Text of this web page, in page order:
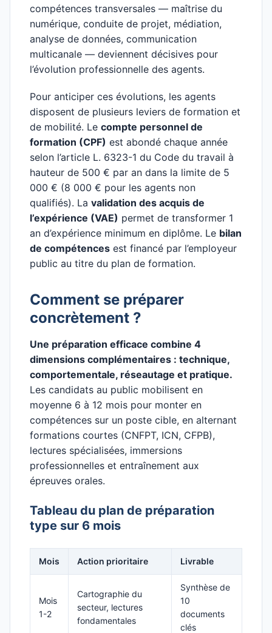
compétences transversales — maîtrise du
numérique, conduite de projet, médiation,
analyse de données, communication
multicanale — deviennent décisives pour
l’évolution professionnelle des agents.
Pour anticiper ces évolutions, les agents
disposent de plusieurs leviers de formation et
de mobilité. Le compte personnel de
formation (CPF) est abondé chaque année
selon l’article L. 6323-1 du Code du travail à
hauteur de 500 € par an dans la limite de 5
000 € (8 000 € pour les agents non
qualifiés). La validation des acquis de
l’expérience (VAE) permet de transformer 1
an d’expérience minimum en diplôme. Le bilan
de compétences est financé par l’employeur
public au titre du plan de formation.
Comment se préparer
concrètement ?
Une préparation efficace combine 4
dimensions complémentaires : technique,
comportementale, réseautage et pratique.
Les candidats au public mobilisent en
moyenne 6 à 12 mois pour monter en
compétences sur un poste cible, en alternant
formations courtes (CNFPT, ICN, CFPB),
lectures spécialisées, immersions
professionnelles et entraînement aux
épreuves orales.
Tableau du plan de préparation
type sur 6 mois
Mois Action prioritaire Livrable
Mois
1-2
Cartographie du
secteur, lectures
fondamentales
Synthèse de
10
documents
clés